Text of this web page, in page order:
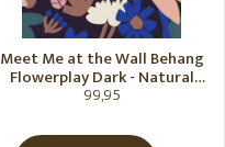
Meet Me at the Wall Behang
Flowerplay Dark - Natural
Noord
99,95